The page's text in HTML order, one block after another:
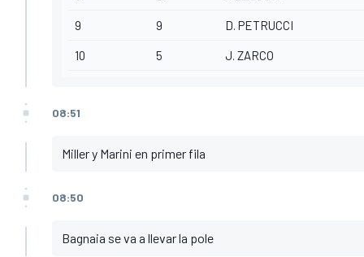
9 9 D. PETRUCCI
10 5 J. ZARCO
08:51
Miller y Marini en primer fila
08:50
Bagnaia se va a llevar la pole